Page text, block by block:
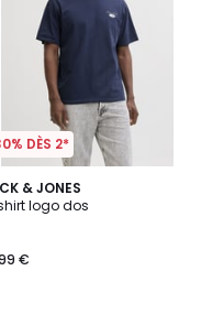
DÈS 2*
& JONES
logo dos
€